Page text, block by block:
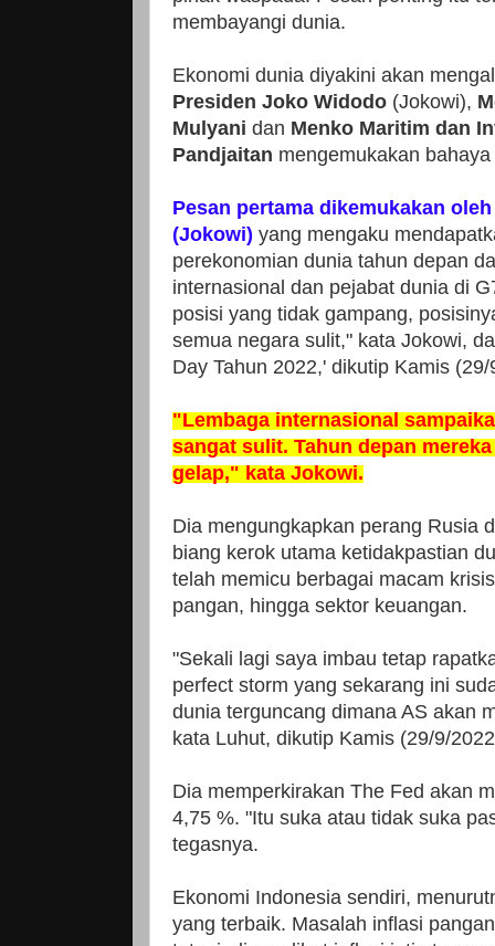
membayangi dunia.
Ekonomi dunia diyakini akan
Presiden Joko Widodo (Jokowi),
Mulyani dan Menko Maritim dan
Pandjaitan mengemukakan
Pesan pertama dikemukakan
(Jokowi) yang mengaku
perekonomian dunia tahun depan
internasional dan pejabat dunia di
posisi yang tidak gampang,
semua negara sulit," kata Jokowi,
Day Tahun 2022,' dikutip Kamis
"Lembaga internasional
sangat sulit. Tahun depan
gelap," kata Jokowi.
Dia mengungkapkan perang Rusia
biang kerok utama ketidakpastian
telah memicu berbagai macam
pangan, hingga sektor keuangan.
"Sekali lagi saya imbau tetap
perfect storm yang sekarang ini
dunia terguncang dimana AS akan
kata Luhut, dikutip Kamis (29/9/
Dia memperkirakan The Fed akan
4,75 %. "Itu suka atau tidak suka
tegasnya.
Ekonomi Indonesia sendiri,
yang terbaik. Masalah inflasi